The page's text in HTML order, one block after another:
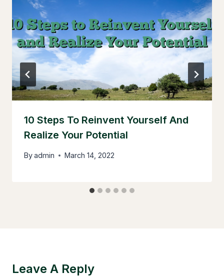
10 Steps To Reinvent Yourself And
Realize Your Potential
Byadmin March 14, 2022
Leave A Reply